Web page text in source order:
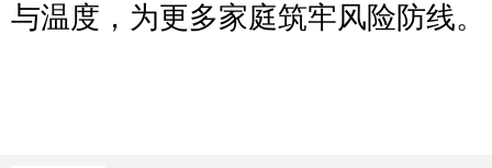
与温度，为更多家庭筑牢风险防线。